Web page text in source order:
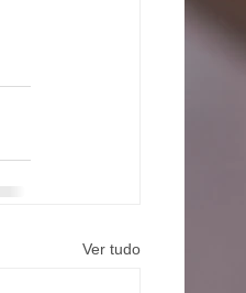
Ver tudo